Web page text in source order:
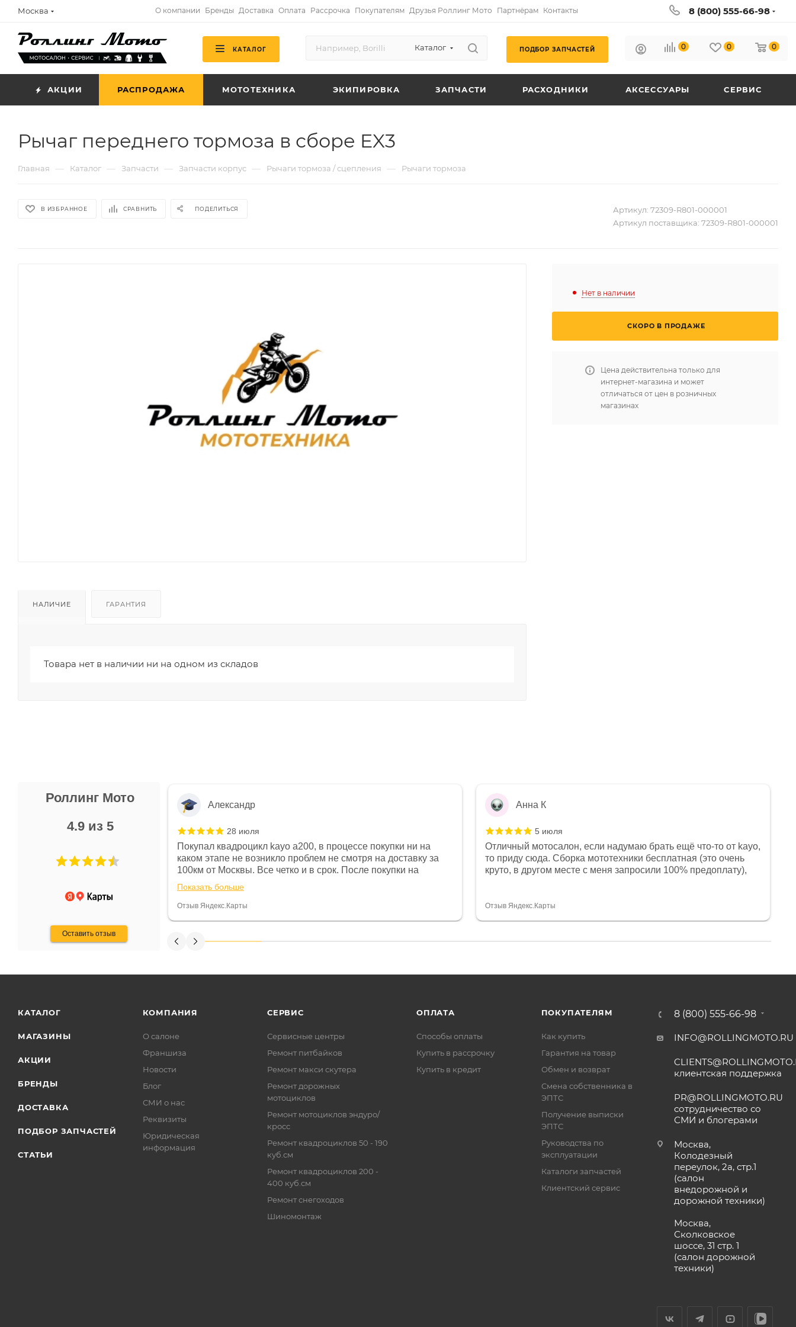
Москва О компании Бренды Доставка Оплата Рассрочка Покупателям Друзья Роллинг Мото Партнёрам Контакты 8 (800) 555-66-98
КАТАЛОГ Каталог ПОДБОР ЗАПЧАСТЕЙ 0 0 0
АКЦИИ РАСПРОДАЖА МОТОТЕХНИКА ЭКИПИРОВКА ЗАПЧАСТИ РАСХОДНИКИ АКСЕССУАРЫ СЕРВИС
Рычаг переднего тормоза в сборе EX3
Главная — Каталог — Запчасти — Запчасти корпус — Рычаги тормоза / сцепления — Рычаги тормоза
В ИЗБРАННОЕ СРАВНИТЬ ПОДЕЛИТЬСЯ Артикул: 72309-R801-000001
Артикул поставщика: 72309-R801-000001
НАЛИЧИЕ ГАРАНТИЯ
Товара нет в наличии ни на одном из складов
Нет в наличии
СКОРО В ПРОДАЖЕ
Цена действительна только для
интернет-магазина и может
отличаться от цен в розничных
магазинах
Роллинг Мото
4.9 из 5
Оставить отзыв
Не понравились условия
и дают только на год)
Александр
28 июля
Покупал квадроцикл kayo a200, в процессе покупки ни на
каком этапе не возникло проблем не смотря на доставку за
100км от Москвы. Все четко и в срок. После покупки на
спидометре всегда был 0, при этом представители магазина
постоянно были на связи и в итоге проблема была решена.
Считаю, что это говорит о небезразличии к клиенту после
Показать больше
Отзыв Яндекс.Карты
Анна К
5 июля
Отличный мотосалон, если надумаю брать ещё что-то от kayo,
то приду сюда. Сборка мототехники бесплатная (это очень
круто, в другом месте с меня запросили 100% предоплату),
спасибо отдельное, всегда на связи, очень детально всё
Отзыв Яндекс.Карты
КАТАЛОГ
МАГАЗИНЫ
АКЦИИ
БРЕНДЫ
ДОСТАВКА
ПОДБОР ЗАПЧАСТЕЙ
СТАТЬИ
КОМПАНИЯ
О салоне
Франшиза
Новости
Блог
СМИ о нас
Реквизиты
Юридическая
информация
СЕРВИС
Сервисные центры
Ремонт питбайков
Ремонт макси скутера
Ремонт дорожных
мотоциклов
Ремонт мотоциклов эндуро/
кросс
Ремонт квадроциклов 50 - 190
куб.см
Ремонт квадроциклов 200 -
400 куб.см
Ремонт снегоходов
Шиномонтаж
ОПЛАТА
Способы оплаты
Купить в рассрочку
Купить в кредит
ПОКУПАТЕЛЯМ
Как купить
Гарантия на товар
Обмен и возврат
Смена собственника в
ЭПТС
Получение выписки
ЭПТС
Руководства по
эксплуатации
Каталоги запчастей
Клиентский сервис
8 (800) 555-66-98
INFO@ROLLINGMOTO.RU
клиентская поддержка
PR@ROLLINGMOTO.RU
сотрудничество со
СМИ и блогерами
Москва,
Колодезный
переулок, 2а, стр.1
(салон
внедорожной и
дорожной техники)
Москва,
Сколковское
шоссе, 31 стр. 1
(салон дорожной
техники)